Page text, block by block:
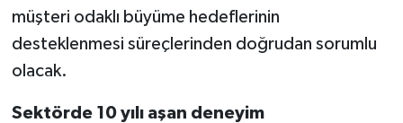
müşteri odaklı büyüme hedeflerinin
desteklenmesi süreçlerinden doğrudan sorumlu
olacak.
Sektörde 10 yılı aşan deneyim